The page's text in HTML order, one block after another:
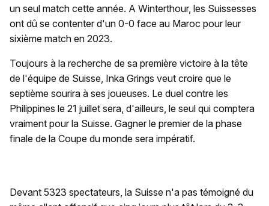
un seul match cette année. A Winterthour, les Suissesses
ont dû se contenter d'un 0-0 face au Maroc pour leur
sixième match en 2023.
Toujours à la recherche de sa première victoire à la tête
de l'équipe de Suisse, Inka Grings veut croire que le
septième sourira à ses joueuses. Le duel contre les
Philippines le 21 juillet sera, d'ailleurs, le seul qui comptera
vraiment pour la Suisse. Gagner le premier de la phase
finale de la Coupe du monde sera impératif.
Devant 5323 spectateurs, la Suisse n'a pas témoigné du